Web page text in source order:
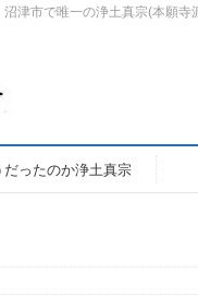
で唯一の浄土真宗(本願寺派
だったのか浄土真宗